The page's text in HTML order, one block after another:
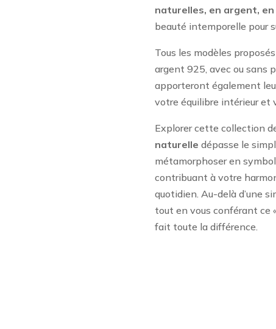
naturelles, en argent,
beauté intemporelle pour
Tous les modèles
argent 925, avec ou sans
apporteront également
votre équilibre intérieur et
Explorer cette collection
naturelle dépasse le
métamorphoser en
contribuant à votre
quotidien. Au-delà d’une
tout en vous conférant ce
fait toute la différence.